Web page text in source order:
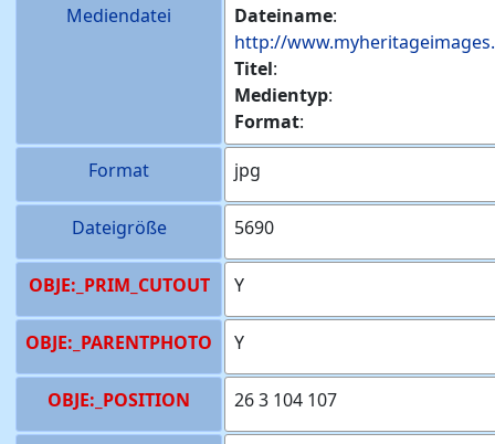
Mediendatei Dateiname:
http://
Titel:
Medientyp:
Format:
Format
jpg
Dateigröße 5690
OBJE:_PRIM_CUTOUT Y
OBJE:_PARENTPHOTO Y
OBJE:_POSITION 26 3 104 107